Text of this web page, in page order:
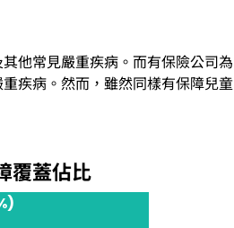
他常見嚴重疾病。而有保險公司為
疾病。然而，雖然同樣有保障兒童
覆蓋佔比